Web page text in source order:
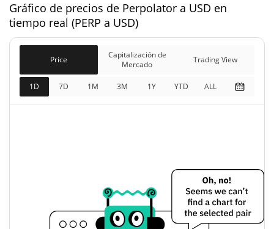
Capitalización de mercado de Perpolator
Capitalización de
$5131,23
Capitalización de
mercado
completamente diluida
$5131,23
$0,0000051344592 /
$0,0000051599696
Apertura/cierre de ayer
$0,0000051344592 /
$0,0000051599696
Gráfico de precios de Perpolator a USD en
tiempo real (PERP a USD)
Price
Capitalización de
Mercado
Trading View
1D 7D 1M 3M 1Y YTD ALL